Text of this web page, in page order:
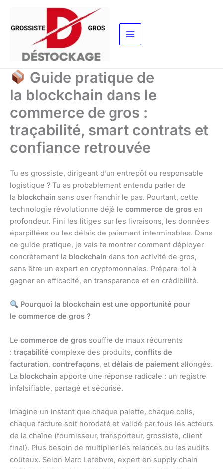
contenu
Guide pratique de
la blockchain dans le
commerce de gros :
traçabilité, smart contrats et
confiance retrouvée
Tu es grossiste, dirigeant d’un entrepôt ou responsable
logistique ? Tu as probablement entendu parler de
la blockchain sans oser franchir le pas. Pourtant, cette
technologie révolutionne déjà le commerce de gros en
profondeur. Fini les litiges sur les livraisons, les données
éparpillées ou les délais de paiement interminables. Dans
ce guide pratique, je vais te montrer comment déployer
concrètement la blockchain dans ton activité de gros,
sans être un expert en cryptomonnaies. Prépare-toi à
gagner en efficacité, en transparence et en crédibilité.
Pourquoi la blockchain est une opportunité pour
le commerce de gros ?
Le commerce de gros souffre de maux récurrents
: traçabilité complexe des produits, conflits de
facturation, contrefaçons, et délais de paiement allongés.
La blockchain apporte une réponse radicale : un registre
infalsifiable, partagé et sécurisé.
Imagine un instant que chaque palette, chaque colis,
chaque facture soit horodaté et validé par tous les acteurs
de la chaîne (fournisseur, transporteur, grossiste, client
final). Plus besoin de multiplier les relances ou les audits
coûteux. Selon Marc Lefebvre, expert en supply chain